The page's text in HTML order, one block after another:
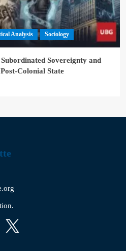
Analysis Sociology
Sovereignty and
Colonial State
X